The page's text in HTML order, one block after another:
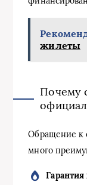
жилеты
Почему
Обращение к
много
Гарантия